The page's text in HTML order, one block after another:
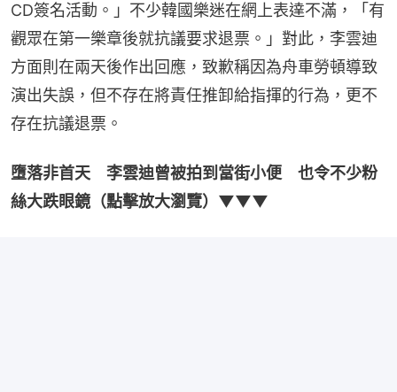
CD簽名活動。」不少韓國樂迷在網上表達不滿，「有
觀眾在第一樂章後就抗議要求退票。」對此，李雲迪
方面則在兩天後作出回應，致歉稱因為舟車勞頓導致
演出失誤，但不存在將責任推卸給指揮的行為，更不
存在抗議退票。
墮落非首天　李雲迪曾被拍到當街小便　也令不少粉
絲大跌眼鏡（點擊放大瀏覽）▼▼▼